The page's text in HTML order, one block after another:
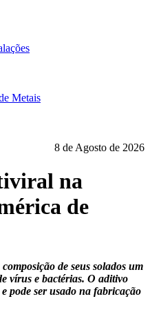
Metais
8 de Agosto de 2026
na
de
de seus solados um
vírus e bactérias. O aditivo
pode ser usado na fabricação